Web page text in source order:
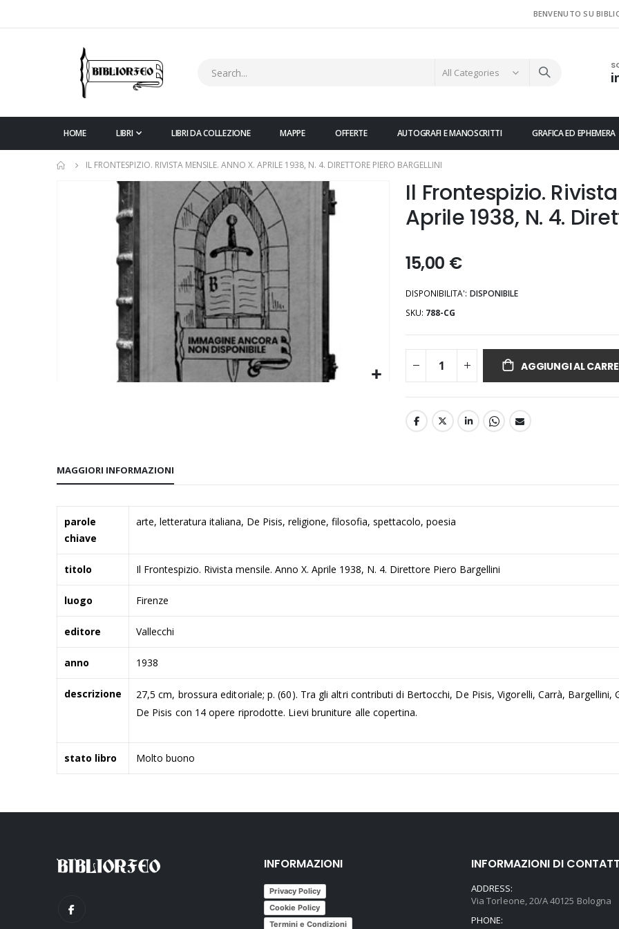
BENVENUTO SU
HOME LIBRI LIBRI DA COLLEZIONE MAPPE OFFERTE AUTOGRAFI E MANOSCRITTI GRAFICA ED EPHEMERA
IL FRONTESPIZIO. RIVISTA MENSILE. ANNO X. APRILE 1938, N. 4. DIRETTORE PIERO BARGELLINI
immagini
Il Frontespizio.
Aprile 1938, N. 4.
15,00 €
DISPONIBILITA': DISPONIBILE
SKU 788-CG
AGGIUNGI AL
MAGGIORI INFORMAZIONI
Informazioni
parole
chiave
arte, letteratura italiana, De Pisis, religione, filosofia, spettacolo, poesia
titolo Il Frontespizio. Rivista mensile. Anno X. Aprile 1938, N. 4. Direttore Piero Bargellini
luogo Firenze
editore Vallecchi
anno 1938
descrizione
27,5 cm, brossura editoriale; p. (60). Tra gli altri contributi di Bertocchi, De Pisis, Vigorelli, Carrà,
De Pisis con 14 opere riprodotte. Lievi bruniture alle copertina.
stato libro Molto buono
INFORMAZIONI
Privacy Policy
Cookie Policy
Termini e Condizioni
INFORMAZIONI DI
ADDRESS:
Via Torleone, 20/A 40125 Bologna
PHONE: